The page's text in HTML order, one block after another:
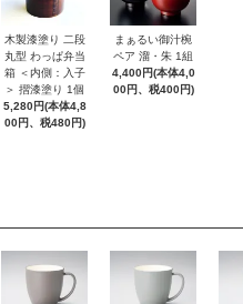
木製漆塗り 二段
丸型 わっぱ弁当
箱 ＜内側：入子
＞ 摺漆塗り 1個
5,280円(本体4,8
00円、税480円)
まぁるい御汁椀
ペア 溜・朱 1組
4,400円(本体4,0
00円、税400円)